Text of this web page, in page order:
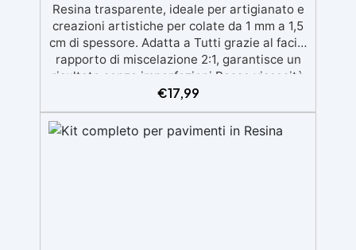
Resina trasparente, ideale per artigianato e
creazioni artistiche per colate da 1 mm a 1,5
cm di spessore. Adatta a Tutti grazie al facile
rapporto di miscelazione 2:1, garantisce un
risultato senza imperfezioni Bassa viscosità
per colate senza bolle, compatibile con
legno, silicone, vetro, metallo e altri
materiali. Certificata post-catalisi atossica e
sicura per il contatto con la pelle, Bpa Free e
€17,99